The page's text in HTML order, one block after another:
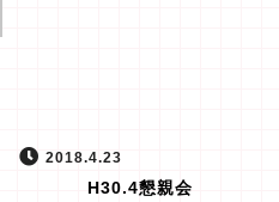
2018.4.23
H30.4懇親会